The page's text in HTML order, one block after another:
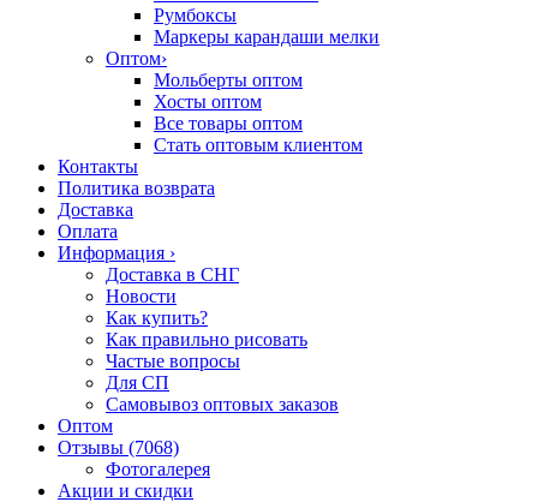
Румбоксы
Маркеры карандаши мелки
Оптом›
Мольберты оптом
Хосты оптом
Все товары оптом
Стать оптовым клиентом
Контакты
Политика возврата
Доставка
Оплата
Информация ›
Доставка в СНГ
Новости
Как купить?
Как правильно рисовать
Частые вопросы
Для СП
Самовывоз оптовых заказов
Оптом
Отзывы (7068)
Фотогалерея
Акции и скидки